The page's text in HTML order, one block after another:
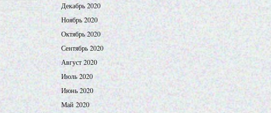
Декабрь 2020
Ноябрь 2020
Октябрь 2020
Сентябрь 2020
Август 2020
Июль 2020
Июнь 2020
Май 2020